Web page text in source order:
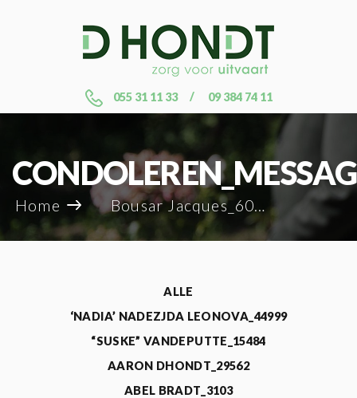
055 31 11 33 09 384 74 11
Home Bousar Jacques_60528
ALLE
‘NADIA’ NADEZJDA LEONOVA_44999
“SUSKE” VANDEPUTTE_15484
AARON DHONDT_29562
ABEL BRADT_3103